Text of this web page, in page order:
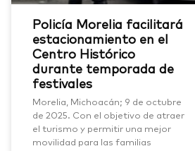
Policía Morelia facilitará
estacionamiento en el
Centro Histórico
durante temporada de
festivales
Morelia, Michoacán; 9 de octubre
de 2025. Con el objetivo de atraer
el turismo y permitir una mejor
movilidad para las familias